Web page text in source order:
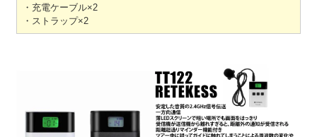
・充電ケーブル×2
・ストラップ×2